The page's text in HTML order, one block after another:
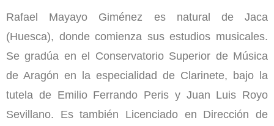
Rafael Mayayo Giménez es natural de Jaca
(Huesca), donde comienza sus estudios musicales.
Se gradúa en el Conservatorio Superior de Música
de Aragón en la especialidad de Clarinete, bajo la
tutela de Emilio Ferrando Peris y Juan Luis Royo
Sevillano. Es también Licenciado en Dirección de